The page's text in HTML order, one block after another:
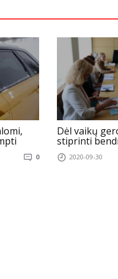
0
Dėl vaikų
stiprinti
2020-09-30